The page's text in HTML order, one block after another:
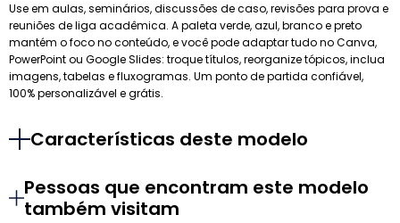
Use em aulas, seminários, discussões de caso, revisões para prova e
reuniões de liga acadêmica. A paleta verde, azul, branco e preto
mantém o foco no conteúdo, e você pode adaptar tudo no Canva,
PowerPoint ou Google Slides: troque títulos, reorganize tópicos, inclua
imagens, tabelas e fluxogramas. Um ponto de partida confiável,
100% personalizável e grátis.
Características deste modelo
Pessoas que encontram este modelo
também visitam